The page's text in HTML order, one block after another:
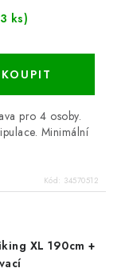
ks)
pro 4 osoby.
Minimální
Kód: 34570512
XL 190cm +